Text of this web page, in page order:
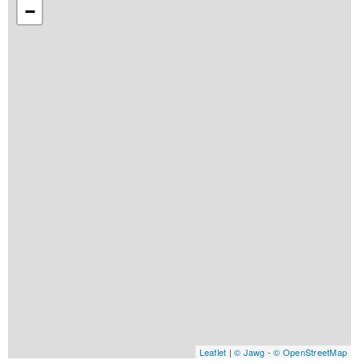
−
Leaflet | © Jawg -© OpenStreetMap